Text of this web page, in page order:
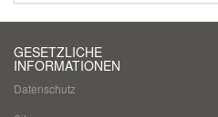
GESETZLICHE
INFORMATIONEN
Datenschutz